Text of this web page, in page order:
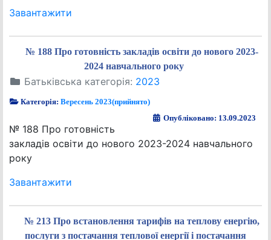
Завантажити
№ 188 Про готовність закладів освіти до нового 2023-
2024 навчального року
Батьківська категорія: 2023
Категорія:Вересень 2023(прийнято)
Опубліковано: 13.09.2023
№ 188 Про готовність
закладів освіти до нового 2023-2024 навчального
року
Завантажити
№ 213 Про встановлення тарифів на теплову енергію,
послуги з постачання теплової енергії і постачання